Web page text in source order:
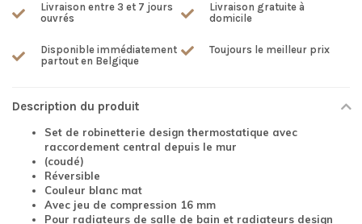
Livraison entre 3 et 7 jours
ouvrés
Livraison gratuite à
domicile
Disponible immédiatement
partout en Belgique
Toujours le meilleur prix
Description du produit
Set de robinetterie design thermostatique avec
raccordement central depuis le mur
(coudé)
Réversible
Couleur blanc mat
Avec jeu de compression 16 mm
Pour radiateurs de salle de bain et radiateurs design